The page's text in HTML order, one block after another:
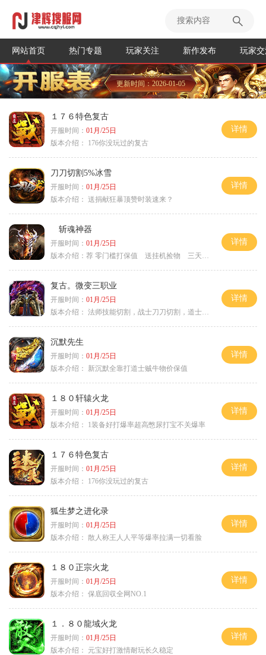
网站首页 热门专题 玩家关注 新作发布 玩家
更新时间：2026-01-05
１７６特色复古
开服时间： 01月/25日
版本介绍：
176你没玩过的复古
详情
刀刀切割5%冰雪
开服时间： 01月/25日
版本介绍： 送捐献狂暴顶赞时装速来？
详情
斩魂神器
开服时间： 01月/25日
版本介绍： 荐 零门槛打保值 送挂机捡物 三天合区
详情
复古。微变三职业
开服时间： 01月/25日
版本介绍： 法师技能切割，战士刀刀切割，道士宠物秒怪
详情
沉默先生
开服时间： 01月/25日
版本介绍：
新沉默全靠打道士贼牛物价保值
详情
１８０轩辕火龙
开服时间： 01月/25日
版本介绍：
1装备好打爆率超高憋尿打宝不关爆率
详情
１７６特色复古
开服时间： 01月/25日
版本介绍：
176你没玩过的复古
详情
狐生梦之进化录
开服时间： 01月/25日
版本介绍： 散人称王人人平等爆率拉满一切看脸
详情
１８０正宗火龙
开服时间： 01月/25日
版本介绍： 保底回収全网NO.1
详情
１．８０龍域火龙
开服时间： 01月/25日
版本介绍：
元宝好打激情耐玩长久稳定
详情